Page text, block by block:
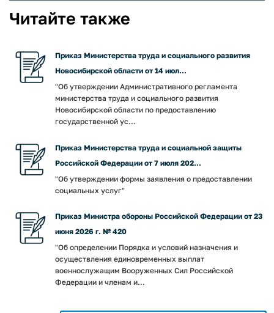
Читайте также
Приказ Министерства труда и социального развития
Новосибирской области от 14 июл...
"Об утверждении Административного регламента
министерства труда и социального развития
Новосибирской области по предоставлению
государственной ус...
Приказ Министерства труда и социальной защиты
Российской Федерации от 7 июля 202...
"Об утверждении формы заявления о предоставлении
социальных услуг"
Приказ Министра обороны Российской Федерации от 23
июня 2026 г. № 420
"Об определении Порядка и условий назначения и
осуществления единовременных выплат
военнослужащим Вооруженных Сил Российской
Федерации и членам и...